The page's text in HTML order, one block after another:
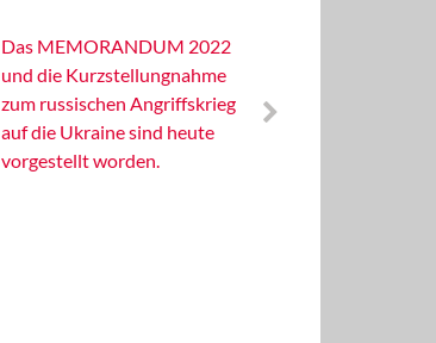
Das MEMORANDUM 2022
und die Kurzstellungnahme
zum russischen Angriffskrieg
auf die Ukraine sind heute
vorgestellt worden.